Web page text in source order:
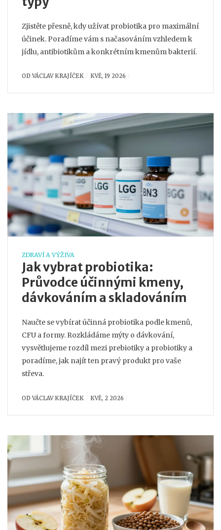
Zjistěte přesně, kdy užívat probiotika pro maximální
účinek. Poradíme vám s načasováním vzhledem k
jídlu, antibiotikům a konkrétním kmenům bakterií.
ODVÁCLAV KRAJÍČEK KVĚ, 19 2026
ZDRAVÍ A VÝŽIVA
Jak vybrat probiotika:
Průvodce účinnými kmeny,
dávkováním a skladováním
Naučte se vybírat účinná probiotika podle kmenů,
CFU a formy. Rozkládáme mýty o dávkování,
vysvětlujeme rozdíl mezi prebiotiky a probiotiky a
poradíme, jak najít ten pravý produkt pro vaše
střeva.
ODVÁCLAV KRAJÍČEK KVĚ, 2 2026